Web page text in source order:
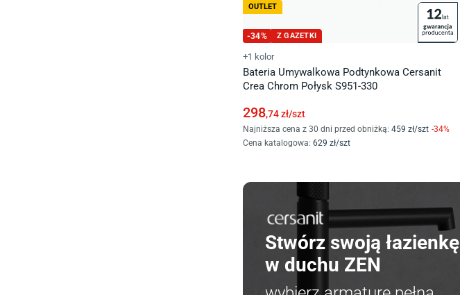
OUTLET
-34% Z GAZETKI
+1 kolor
Bateria Umywalkowa Podtynkowa Cersanit
Crea Chrom Połysk S951-330
298,74zł/szt
Najniższa cena z 30 dni przed obniżką: 459 zł/szt -34%
Cena katalogowa: 629 zł/szt
Stwórz swoją łazienkę
w duchu ZEN